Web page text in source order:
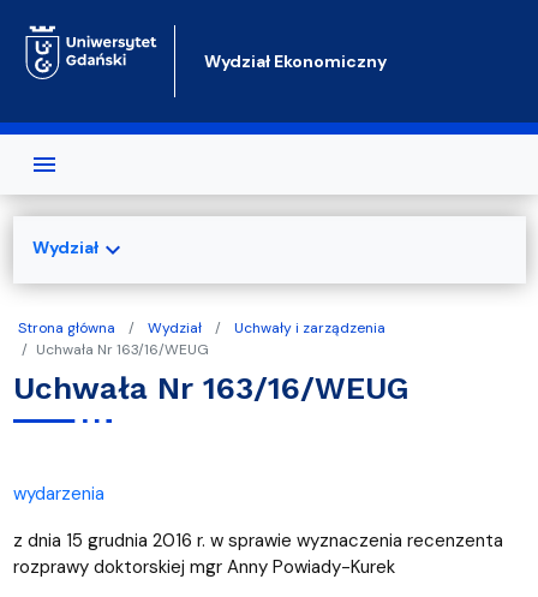
Wydział Ekonomiczny
Strona główna Wydział
Uchwały i zarządzenia
Uchwała Nr 163/16/WEUG
Uchwała Nr 163/16/WEUG
wydarzenia
z dnia 15 grudnia 2016 r. w sprawie wyznaczenia recenzenta
rozprawy doktorskiej mgr Anny Powiady-Kurek
Wydziałexpand_more